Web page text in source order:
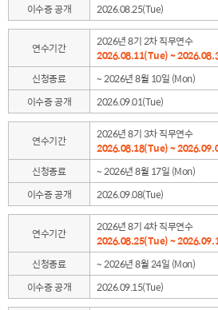
이수증 공개
2026.08.25(Tue)
연수기간
2026년 8기 2차 직무연수
2026.08.11(Tue) ~
신청종료
~ 2026년 8월 10일 (Mon)
이수증 공개
2026.09.01(Tue)
연수기간
2026년 8기 3차 직무연수
2026.08.18(Tue) ~
신청종료
~ 2026년 8월 17일 (Mon)
이수증 공개
2026.09.08(Tue)
연수기간
2026년 8기 4차 직무연수
2026.08.25(Tue) ~
신청종료
~ 2026년 8월 24일 (Mon)
이수증 공개
2026.09.15(Tue)